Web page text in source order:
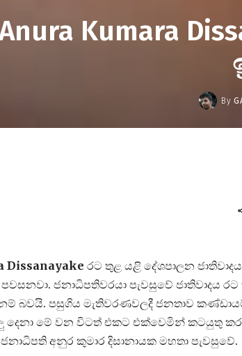
Kumara
By
Dissanayake රට තුළ යළි දේශපාලන
පවසනවා. ජනාධිපතිවරයා පැවසුවේ
බවයි. පසුගිය මැතිවරණවලදී ජනතාව
දෙනා මේ වන විටත් එකට එක්වෙමින් කටයුතු
අනුර කුමාර දිසානායක මහතා පැවසුවේ.